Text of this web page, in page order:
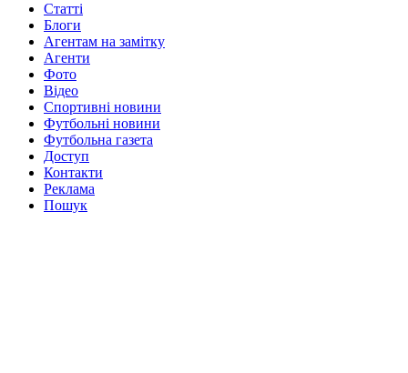
Статті
Блоги
Агентам на замітку
Агенти
Фото
Відео
Спортивні новини
Футбольні новини
Футбольна газета
Доступ
Контакти
Реклама
Пошук